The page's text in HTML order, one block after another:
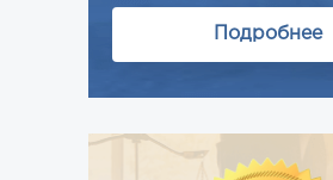
Подробнее